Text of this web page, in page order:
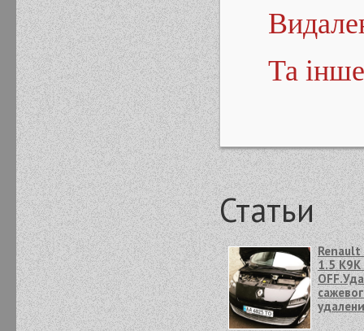
Та
Статьи
Renault
1.5 K9K